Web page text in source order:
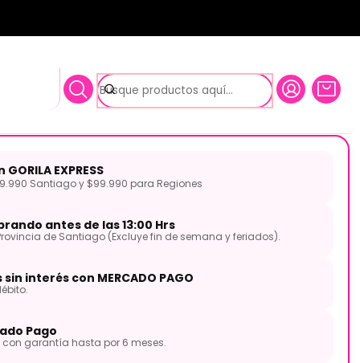
USB Steinberg UR12
EXPRESS
Santiago y $99.990 para Regiones
antes de las 13:00 Hrs
de Santiago (Excluye fin de semana y feriados).
interés con MERCADO PAGO
Pago
garantía hasta por 6 meses.